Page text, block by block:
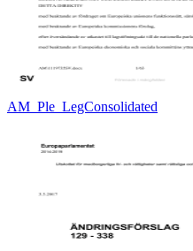
AM_Ple_LegConsolidated